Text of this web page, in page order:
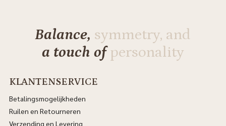
Balance, symmetry, and
a touch ofpersonality
KLANTENSERVICE
Betalingsmogelijkheden
Ruilen en Retourneren
Verzending en Levering